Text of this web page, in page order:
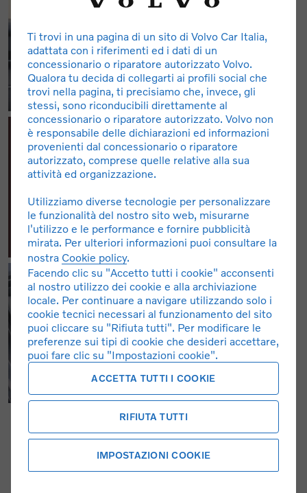
Ti trovi in una pagina di un sito di Volvo Car Italia,
adattata con i riferimenti ed i dati di un
concessionario o riparatore autorizzato Volvo.
Qualora tu decida di collegarti ai profili social che
trovi nella pagina, ti precisiamo che, invece, gli
stessi, sono riconducibili direttamente al
concessionario o riparatore autorizzato. Volvo non
è responsabile delle dichiarazioni ed informazioni
provenienti dal concessionario o riparatore
autorizzato, comprese quelle relative alla sua
attività ed organizzazione.
Utilizziamo diverse tecnologie per personalizzare
le funzionalità del nostro sito web, misurarne
l'utilizzo e le performance e fornire pubblicità
mirata. Per ulteriori informazioni puoi consultare la
nostra Cookie policy.
Facendo clic su "Accetto tutti i cookie" acconsenti
al nostro utilizzo dei cookie e alla archiviazione
locale. Per continuare a navigare utilizzando solo i
cookie tecnici necessari al funzionamento del sito
puoi cliccare su "Rifiuta tutti". Per modificare le
preferenze sui tipi di cookie che desideri accettare,
puoi fare clic su "Impostazioni cookie".
ACCETTA TUTTI I COOKIE
RIFIUTA TUTTI
IMPOSTAZIONI COOKIE